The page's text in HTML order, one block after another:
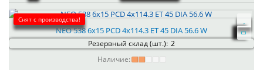
Снят с производства!
NEO 538 6x15 PCD 4x114.3 ET 45 DIA 56.6 W
Резервный склад (шт.): 2
Наличие: